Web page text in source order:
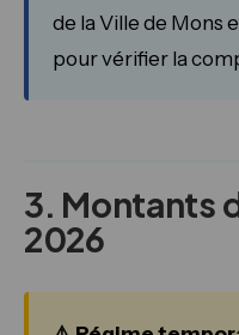
de la Ville de Mons
pour vérifier la
3. Montants
2026